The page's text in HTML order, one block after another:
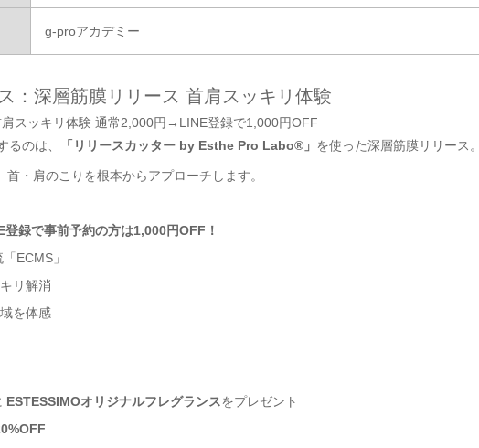
g-proアカデミー
：深層筋膜リリース 首肩スッキリ体験
るのは、 「リリースカッター by Esthe Pro Labo®」 を使った深層筋膜リリース
・肩のこりを根本からアプローチします。
登録で事前予約の方は1,000円OFF！
ECMS」
リ解消
を体感
ESTESSIMOオリジナルフレグランスをプレゼント